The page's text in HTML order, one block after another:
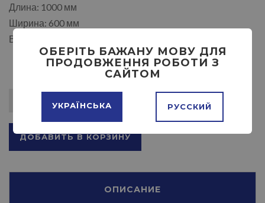
Длина: 1000 мм
Ширина: 600 мм
Высота: 750 / 1300 мм
ДОБАВИТЬ В КОРЗИНУ
ОПИСАНИЕ
ОБЕРІТЬ БАЖАНУ МОВУ ДЛЯ
ПРОДОВЖЕННЯ РОБОТИ З
САЙТОМ
УКРАЇНСЬКА РУССКИЙ